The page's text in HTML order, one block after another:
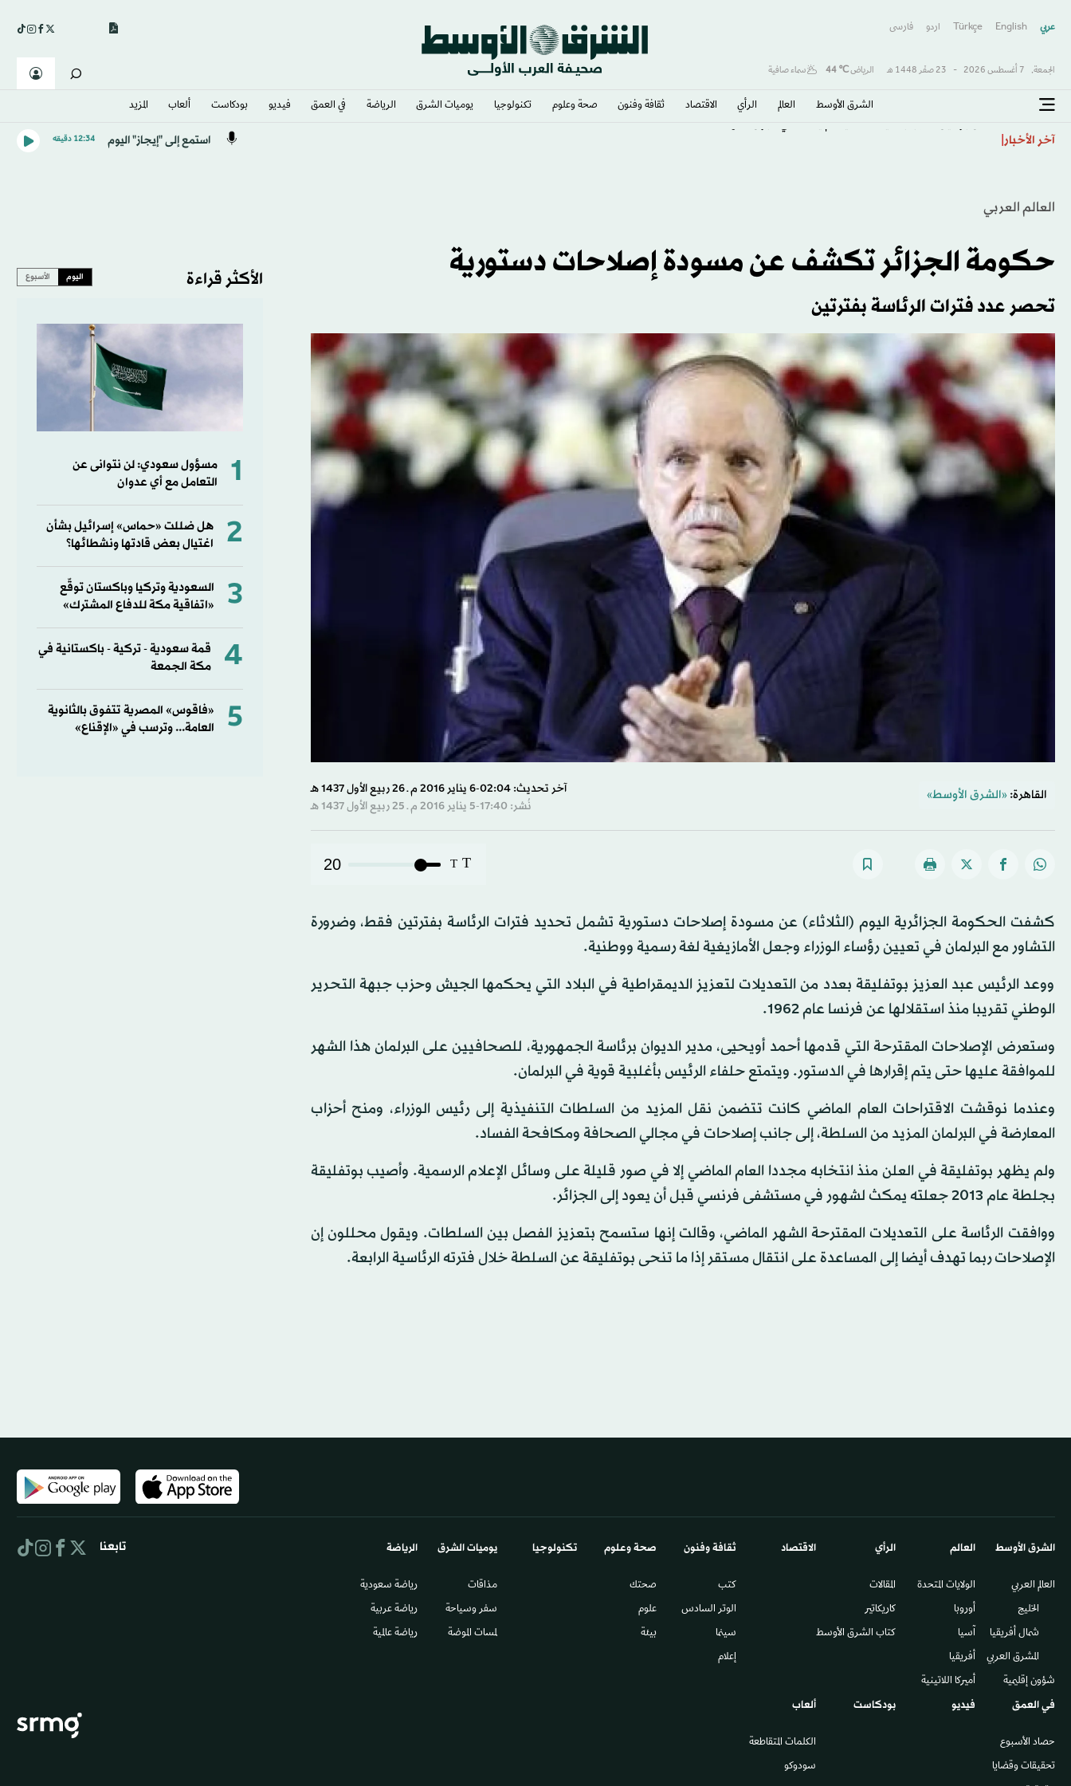
عربي English
Türkçe اردو فارسى
الجمعة, 7 أغسطس 2026 - 23 صفَر 1448 هـ الرياض℃
44 سماء صافية
الشرق الأوسط​ العالم الرأي الاقتصاد ثقافة وفنون صحة وعلوم تكنولوجيا يوميات الشرق​ الرياضة في العمق فيديو بودكاست ألعاب المزيد
آخر الأخبار استمع إلى "إيجاز" اليوم 12:34 دقيقه
العالم العربي
حكومة الجزائر تكشف عن مسودة إصلاحات دستورية
تحصر عدد فترات الرئاسة بفترتين
القاهرة: «الشرق الأوسط»
آخر تحديث: 02:04-6 يناير 2016 م ـ 26 ربيع الأول 1437 هـ
نُشر: 17:40-5 يناير 2016 م ـ 25 ربيع الأول 1437 هـ
T
T
20
كشفت الحكومة الجزائرية اليوم (الثلاثاء) عن مسودة إصلاحات دستورية تشمل تحديد فترات الرئاسة بفترتين فقط، وضرورة
التشاور مع البرلمان في تعيين رؤساء الوزراء وجعل الأمازيغية لغة رسمية ووطنية.
ووعد الرئيس عبد العزيز بوتفليقة بعدد من التعديلات لتعزيز الديمقراطية في البلاد التي يحكمها الجيش وحزب جبهة التحرير
الوطني تقريبا منذ استقلالها عن فرنسا عام 1962.
وستعرض الإصلاحات المقترحة التي قدمها أحمد أويحيى، مدير الديوان برئاسة الجمهورية، للصحافيين على البرلمان هذا الشهر
للموافقة عليها حتى يتم إقرارها في الدستور. ويتمتع حلفاء الرئيس بأغلبية قوية في البرلمان.
وعندما نوقشت الاقتراحات العام الماضي كانت تتضمن نقل المزيد من السلطات التنفيذية إلى رئيس الوزراء، ومنح أحزاب
المعارضة في البرلمان المزيد من السلطة، إلى جانب إصلاحات في مجالي الصحافة ومكافحة الفساد.
ولم يظهر بوتفليقة في العلن منذ انتخابه مجددا العام الماضي إلا في صور قليلة على وسائل الإعلام الرسمية. وأصيب بوتفليقة
بجلطة عام 2013 جعلته يمكث لشهور في مستشفى فرنسي قبل أن يعود إلى الجزائر.
ووافقت الرئاسة على التعديلات المقترحة الشهر الماضي، وقالت إنها ستسمح بتعزيز الفصل بين السلطات. ويقول محللون إن
الإصلاحات ربما تهدف أيضا إلى المساعدة على انتقال مستقر إذا ما تنحى بوتفليقة عن السلطة خلال فترته الرئاسية الرابعة.
الأكثر قراءة اليوم الأسبوع
1
مسؤول سعودي: لن نتوانى عن
التعامل مع أي عدوان
2
هل ضللت «حماس» إسرائيل بشأن
اغتيال بعض قادتها ونشطائها؟
3
السعودية وتركيا وباكستان توقّع
«اتفاقية مكة للدفاع المشترك»
4
قمة سعودية - تركية - باكستانية في
مكة الجمعة
5
«فاقوس» المصرية تتفوق بالثانوية
العامة... وترسب في «الإقناع»
الشرق الأوسط​
العالم العربي
الخليج
شمال أفريقيا
المشرق العربي
شؤون إقليمية
العالم
الولايات المتحدة
أوروبا
آسيا
أفريقيا
أميركا اللاتينية
الرأي
المقالات
كاريكاتير
كتاب الشرق الأوسط
الاقتصاد ثقافة وفنون
كتب
الوتر السادس​
سينما
إعلام
صحة وعلوم
صحتك
علوم
بيئة
تكنولوجيا يوميات الشرق​
مذاقات
سفر وسياحة
لمسات الموضة
الرياضة
رياضة سعودية
رياضة عربية
رياضة عالمية
في العمق
حصاد الأسبوع
تحقيقات وقضايا
فيديو بودكاست ألعاب
الكلمات المتقاطعة
سودوكو
تابعنا